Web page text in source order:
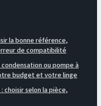
la bonne référence,
de compatibilité
condensation ou pompe à
budget et votre linge
choisir selon la pièce,